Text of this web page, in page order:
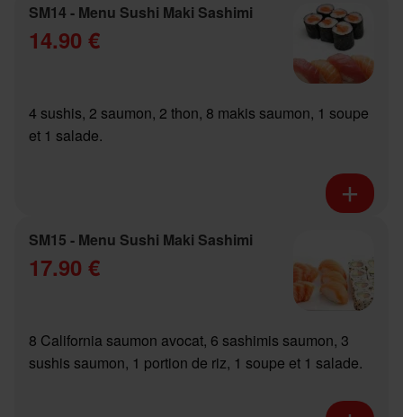
SM14 - Menu Sushi Maki Sashimi
14.90 €
4 sushis, 2 saumon, 2 thon, 8 makis saumon, 1 soupe
et 1 salade.
SM15 - Menu Sushi Maki Sashimi
17.90 €
8 California saumon avocat, 6 sashimis saumon, 3
sushis saumon, 1 portion de riz, 1 soupe et 1 salade.